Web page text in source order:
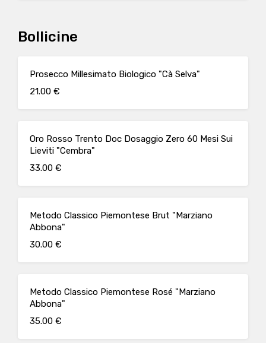
Bollicine
Prosecco Millesimato Biologico "Cà Selva"
21.00 €
Oro Rosso Trento Doc Dosaggio Zero 60 Mesi Sui
Lieviti "Cembra"
33.00 €
Metodo Classico Piemontese Brut "Marziano
Abbona"
30.00 €
Metodo Classico Piemontese Rosé "Marziano
Abbona"
35.00 €